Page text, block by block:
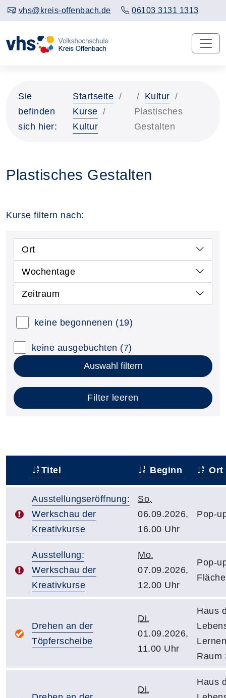
vhs@kreis-offenbach.de 06103 3131 1313
Sie
befinden
sich hier:
Startseite
Kurse
Kultur
Kultur
Plastisches
Gestalten
Plastisches Gestalten
Kurse filtern nach:
Ort
Wochentage
Zeitraum
keine begonnenen (19)
keine ausgebuchten (7)
Auswahl filtern
Filter leeren
Titel Beginn Ort
Ausstellungseröffnung:
Werkschau der
Kreativkurse
So.
06.09.2026,
16.00 Uhr
Pop-
Ausstellung:
Werkschau der
Kreativkurse
Mo.
07.09.2026,
12.00 Uhr
Pop-
Drehen an der
Töpferscheibe
Di.
01.09.2026,
11.00 Uhr
Haus
Raum
Di.
Haus